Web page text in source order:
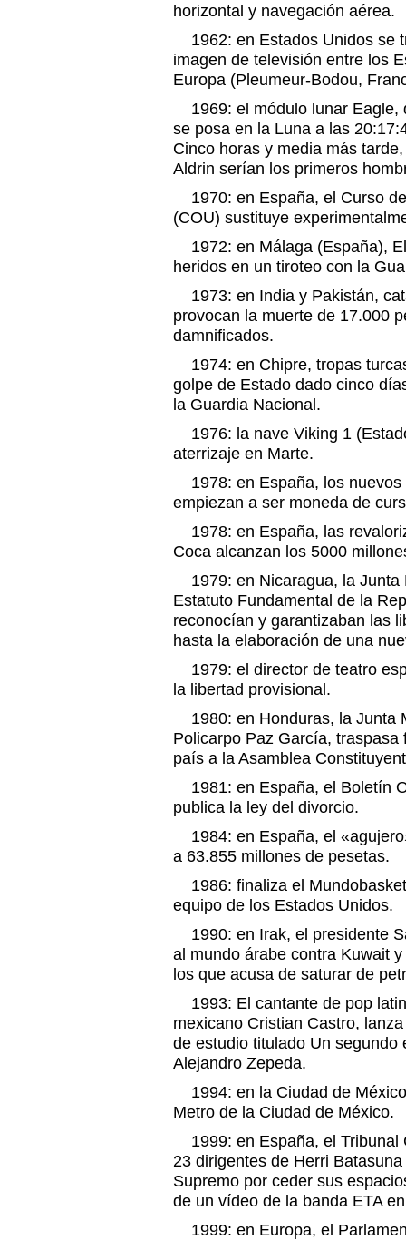
horizontal y navegación aérea.
1962: en Estados Unidos se
imagen de televisión entre los
Europa (Pleumeur-Bodou,
1969: el módulo lunar Eagle,
se posa en la Luna a las
Cinco horas y media más
Aldrin serían los primeros
1970: en España, el Curso
(COU) sustituye
1972: en Málaga (España),
heridos en un tiroteo con la
1973: en India y Pakistán,
provocan la muerte de 17.000
damnificados.
1974: en Chipre, tropas
golpe de Estado dado cinco
la Guardia Nacional.
1976: la nave Viking 1
aterrizaje en Marte.
1978: en España, los nuevos
empiezan a ser moneda de
1978: en España, las
Coca alcanzan los 5000
1979: en Nicaragua, la Junta
Estatuto Fundamental de la
reconocían y garantizaban las
hasta la elaboración de una
1979: el director de teatro
la libertad provisional.
1980: en Honduras, la Junta
Policarpo Paz García,
país a la Asamblea
1981: en España, el Boletín
publica la ley del divorcio.
1984: en España, el
a 63.855 millones de pesetas.
1986: finaliza el
equipo de los Estados Unidos.
1990: en Irak, el presidente
al mundo árabe contra Kuwait
los que acusa de saturar de
1993: El cantante de pop
mexicano Cristian Castro,
de estudio titulado Un segundo
Alejandro Zepeda.
1994: en la Ciudad de
Metro de la Ciudad de México.
1999: en España, el Tribunal
23 dirigentes de Herri
Supremo por ceder sus
de un vídeo de la banda ETA
1999: en Europa, el